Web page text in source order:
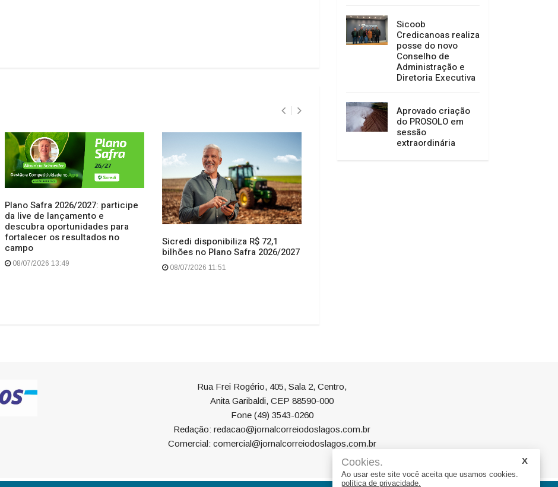
Plano Safra 2026/2027: participe
da live de lançamento e
descubra oportunidades para
fortalecer os resultados no
campo
08/07/2026 13:49
Sicredi disponibiliza R$ 72,1
bilhões no Plano Safra 2026/2027
08/07/2026 11:51
Sicoob
Credicanoas realiza
posse do novo
Conselho de
Administração e
Diretoria Executiva
Aprovado criação
do PROSOLO em
sessão
extraordinária
Rua Frei Rogério, 405, Sala 2, Centro,
Anita Garibaldi, CEP 88590-000
Fone (49) 3543-0260
Redação: redacao@jornalcorreiodoslagos.com.br
Comercial: comercial@jornalcorreiodoslagos.com.br
Cookies.
Ao usar este site você aceita que usamos cookies.
política de privacidade.